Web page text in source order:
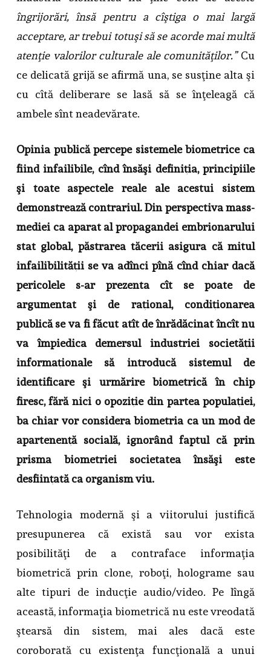
îngrijorări, însă pentru a cîştiga o mai largă
acceptare, ar trebui totuşi să se acorde mai multă
atenţie valorilor culturale ale comunităţilor.”Cu
ce delicată grijă se afirmă una, se susţine alta şi
cu cîtă deliberare se lasă să se înţeleagă că
ambele sînt neadevărate.
Opinia publică percepe sistemele biometrice ca
fiind infailibile, cînd însăşi definiţia, principiile
şi toate aspectele reale ale acestui sistem
demonstrează contrariul. Din perspectiva mass-
mediei ca aparat al propagandei embrionarului
stat global, păstrarea tăcerii asigura că mitul
infailibilităţii se va adînci pînă cînd chiar dacă
pericolele s-ar prezenta cît se poate de
argumentat şi de raţional, condiţionarea
publică se va fi făcut atît de înrădăcinat încît nu
va împiedica demersul industriei societăţii
informaţionale să introducă sistemul de
identificare şi urmărire biometrică în chip
firesc, fără nici o opoziţie din partea populaţiei,
ba chiar vor considera biometria ca un mod de
apartenenţă socială, ignorând faptul că prin
prisma biometriei societatea însăşi este
desfiinţată ca organism viu.
Tehnologia modernă şi a viitorului justifică
presupunerea că există sau vor exista
posibilităţi de a contraface informaţia
biometrică prin clone, roboţi, holograme sau
alte tipuri de inducţie audio/video. Pe lîngă
această, informaţia biometrică nu este vreodată
ştearsă din sistem, mai ales dacă este
coroborată cu existenţa funcţională a unui